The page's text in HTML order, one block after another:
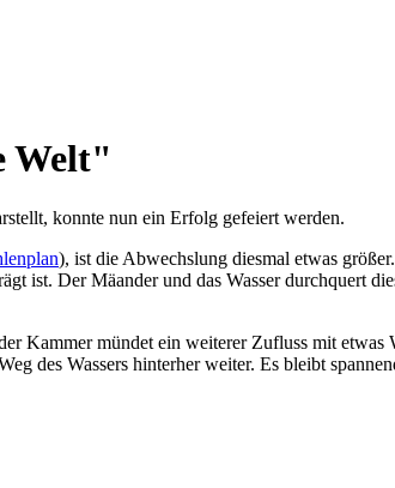
Welt"
konnte nun ein Erfolg gefeiert werden.
), ist die Abwechslung diesmal etwas
ist. Der Mäander und das Wasser durchquert
Kammer mündet ein weiterer Zufluss mit etwas
des Wassers hinterher weiter. Es bleibt